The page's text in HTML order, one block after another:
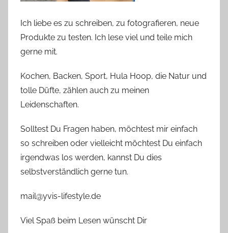
Ich liebe es zu schreiben, zu fotografieren, neue
Produkte zu testen. Ich lese viel und teile mich
gerne mit.
Kochen, Backen, Sport, Hula Hoop, die Natur und
tolle Düfte, zählen auch zu meinen
Leidenschaften.
Solltest Du Fragen haben, möchtest mir einfach
so schreiben oder vielleicht möchtest Du einfach
irgendwas los werden, kannst Du dies
selbstverständlich gerne tun.
mail@yvis-lifestyle.de
Viel Spaß beim Lesen wünscht Dir